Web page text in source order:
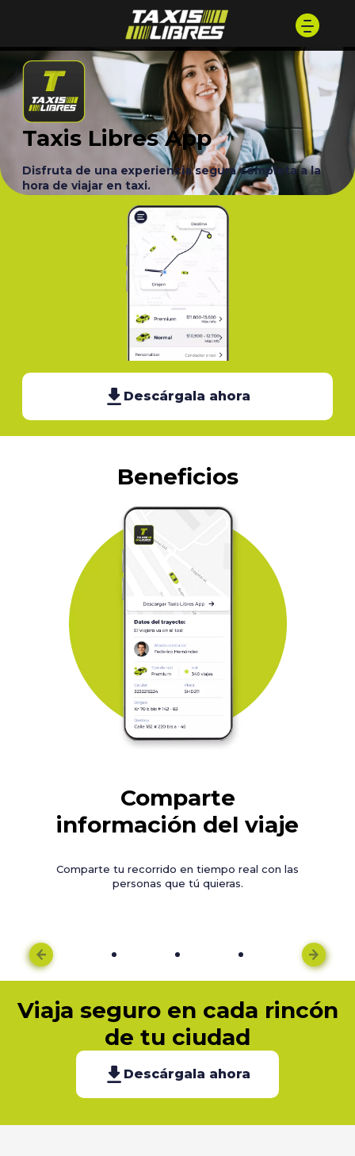
Taxis Libres App
Disfruta de una experiencia segura completa a la
hora de viajar en taxi.
Descárgala ahora
Beneficios
Comparte
información del viaje
Comparte tu recorrido en tiempo real con las
personas que tú quieras.
Viaja seguro en cada rincón
de tu ciudad
Descárgala ahora